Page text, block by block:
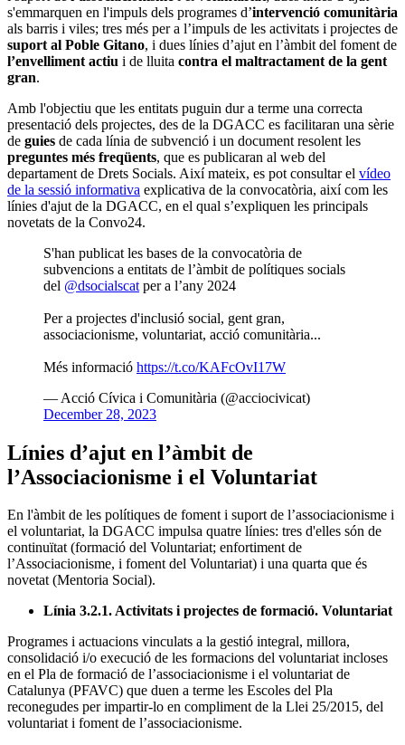
s'emmarquen en l'impuls dels programes d’intervenció comunitària
als barris i viles; tres més per a l’impuls de les activitats i projectes de
suport al Poble Gitano, i dues línies d’ajut en l’àmbit del foment de
l’envelliment actiu i de lluita contra el maltractament de la gent
gran.
Amb l'objectiu que les entitats puguin dur a terme una correcta
presentació dels projectes, des de la DGACC es facilitaran una sèrie
de guies de cada línia de subvenció i un document resolent les
preguntes més freqüents, que es publicaran al web del
departament de Drets Socials. Així mateix, es pot consultar el vídeo
de la sessió informativa explicativa de la convocatòria, així com les
línies d'ajut de la DGACC, en el qual s’expliquen les principals
novetats de la Convo24.
S'han publicat les bases de la convocatòria de
subvencions a entitats de l’àmbit de polítiques socials
del @dsocialscat per a l’any 2024
Per a projectes d'inclusió social, gent gran,
associacionisme, voluntariat, acció comunitària...
Més informació https://t.co/KAFcOvI17W
— Acció Cívica i Comunitària (@acciocivicat)
December 28, 2023
Línies d’ajut en l’àmbit de
l’Associacionisme i el Voluntariat
En l'àmbit de les polítiques de foment i suport de l’associacionisme i
el voluntariat, la DGACC impulsa quatre línies: tres d'elles són de
continuïtat (formació del Voluntariat; enfortiment de
l’Associacionisme, i foment del Voluntariat) i una quarta que és
novetat (Mentoria Social).
Línia 3.2.1. Activitats i projectes de formació. Voluntariat
Programes i actuacions vinculats a la gestió integral, millora,
consolidació i/o execució de les formacions del voluntariat incloses
en el Pla de formació de l’associacionisme i el voluntariat de
Catalunya (PFAVC) que duen a terme les Escoles del Pla
reconegudes per impartir-lo en compliment de la Llei 25/2015, del
voluntariat i foment de l’associacionisme.